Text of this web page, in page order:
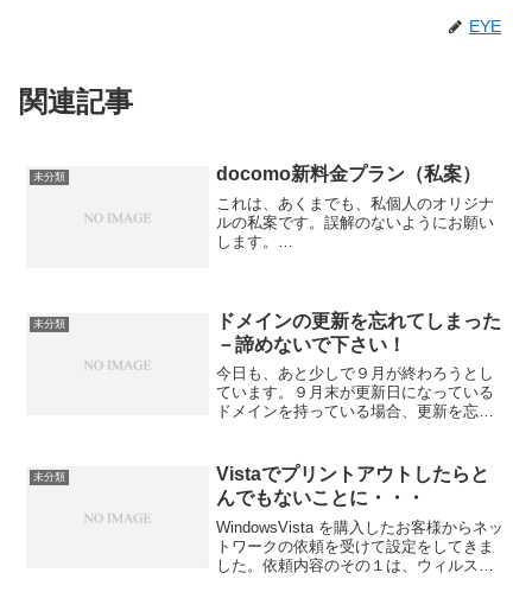
EYE
関連記事
未分類 docomo新料金プラン（私案）
これは、あくまでも、私個人のオリジナ
ルの私案です。誤解のないようにお願い
します。
り、下記...
未分類
ドメインの更新を忘れてしまった
－諦めないで下さい！
今日も、あと少しで９月が終わろうとし
ています。９月末が更新日になっている
ドメインを持っている場合、更新を忘れ
メールアドレスも使えなくなってしまい
ます。もし、更新し忘れた...
未分類
Vistaでプリントアウトしたらと
んでもないことに・・・
WindowsVista を購入したお客様からネッ
トワークの依頼を受けて設定をしてきま
した。依頼内容のその１は、ウィルスセ